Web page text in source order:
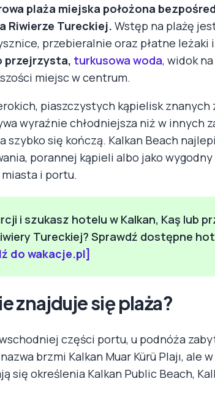
plaża miejska położona
Riwierze Tureckiej. Wstęp na plażę
przebieralnie oraz płatne leżaki
przejrzysta, turkusowa woda, widok
miejsc w centrum.
piaszczystych kąpielisk znanych
wyraźnie chłodniejsza niż w innych
szybko się kończą. Kalkan Beach
porannej kąpieli albo jako
i portu.
i szukasz hotelu w Kalkan, Kaş lub
Tureckiej? Sprawdź dostępne
do wakacje.pl]
znajduje się plaża?
części portu, u podnóża
brzmi Kalkan Muar Kürü Plajı, ale
się określenia Kalkan Public Beach,